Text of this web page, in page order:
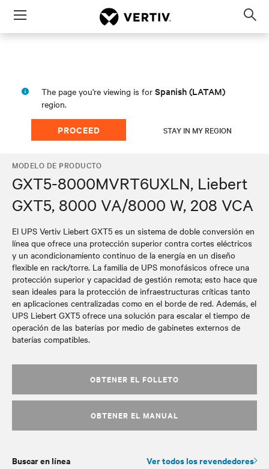
Menu
The page you're viewing is for Spanish (LATAM)
region.
PROCEED STAY IN MY REGION
MODELO DE PRODUCTO
GXT5-8000MVRT6UXLN, Liebert
GXT5, 8000 VA/8000 W, 208 VCA
El UPS Vertiv Liebert GXT5 es un sistema de doble conversión en
línea que ofrece una protección superior contra cortes eléctricos
y un acondicionamiento continuo de la energía en un diseño
flexible en rack/torre. La familia de UPS monofásicos ofrece una
protección superior y capacidad de gestión remota; esto hace que
sean ideales para la protección de infraestructuras críticas tanto
en aplicaciones centralizadas como en el borde de red. Además, el
UPS Liebert GXT5 ofrece una solución para escalar el tiempo de
operación de las baterías por medio de gabinetes externos de
baterías compatibles.
OBTENER EL FOLLETO
OBTENER EL MANUAL
Buscar en línea Ver todos los revendedores